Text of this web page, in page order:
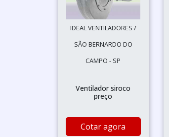
IDEAL VENTILADORES /
SÃO BERNARDO DO
CAMPO - SP
Ventilador siroco
preço
Cotar agora